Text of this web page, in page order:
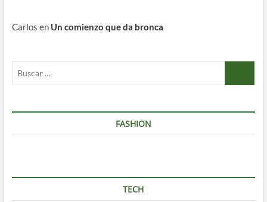
Carlos en Un comienzo que da bronca
FASHION
TECH